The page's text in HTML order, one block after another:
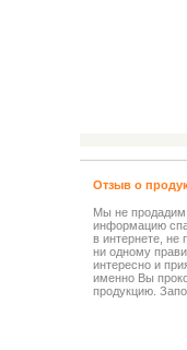
Отзыв о
Мы не
информацию
в интернете, не
ни одному
интересно и
именно Вы
продукцию.